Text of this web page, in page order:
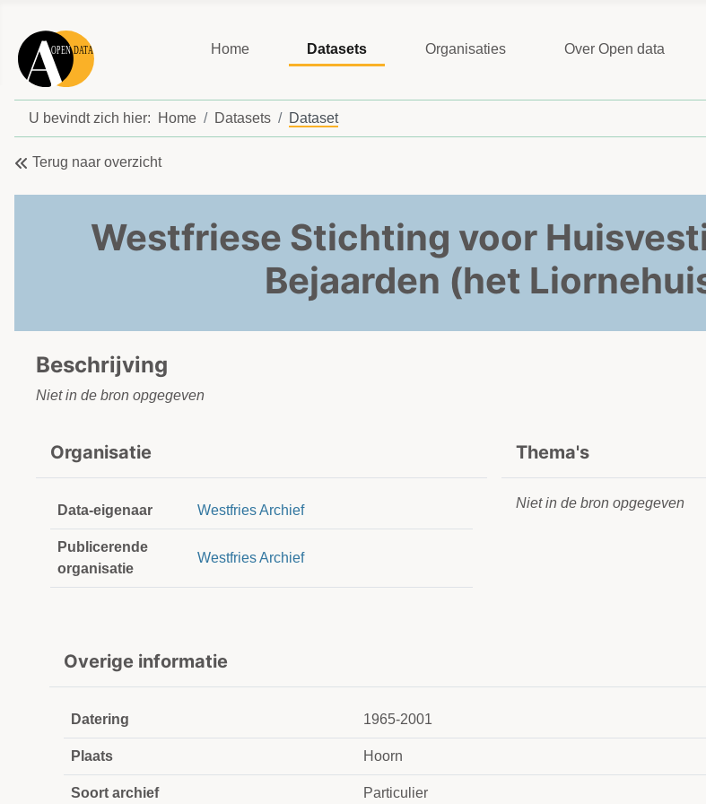
Home Datasets Organisaties Over Open data
U bevindt zich hier: Home Datasets Dataset
Terug naar overzicht
Westfriese Stichting voor
Bejaarden (het
Beschrijving
Niet in de bron opgegeven
Organisatie
Data-eigenaar Westfries Archief
Publicerende
organisatie
Westfries Archief
Thema's
Niet in de bron opgegeven
Overige informatie
Datering 1965-2001
Plaats Hoorn
Soort archief Particulier